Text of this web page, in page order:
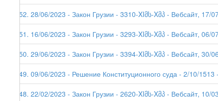
252. 28/06/2023 - Закон Грузии - 3310-XIმს-Xმპ - Вебсайт, 17/
251. 16/06/2023 - Закон Грузии - 3293-XIმს-Xმპ - Вебсайт, 06/
250. 29/06/2023 - Закон Грузии - 3394-XIმს-Xმპ - Вебсайт, 30/
249. 09/06/2023 - Решение Конституционного суда - 2/10/
248. 22/02/2023 - Закон Грузии - 2620-XIმს-Xმპ - Вебсайт, 10/